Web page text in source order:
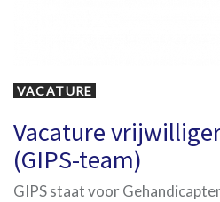
VACATURE
Vacature
(GIPS-team)
GIPS staat voor